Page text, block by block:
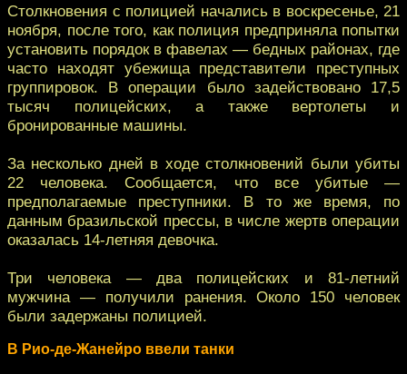
Столкновения с полицией начались в воскресенье, 21
ноября, после того, как полиция предприняла попытки
установить порядок в фавелах — бедных районах, где
часто находят убежища представители преступных
группировок. В операции было задействовано 17,5
тысяч полицейских, а также вертолеты и
бронированные машины.
За несколько дней в ходе столкновений были убиты
22 человека. Сообщается, что все убитые —
предполагаемые преступники. В то же время, по
данным бразильской прессы, в числе жертв операции
оказалась 14-летняя девочка.
Три человека — два полицейских и 81-летний
мужчина — получили ранения. Около 150 человек
были задержаны полицией.
В Рио-де-Жанейро ввели танки